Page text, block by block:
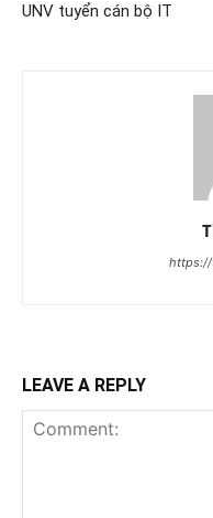
UNV tuyển cán bộ IT
https://
LEAVE A REPLY